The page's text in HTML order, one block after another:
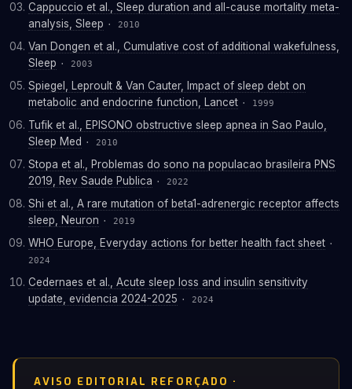
Cappuccio et al., Sleep duration and all-cause mortality meta-
analysis, Sleep · 2010
Van Dongen et al., Cumulative cost of additional wakefulness,
Sleep · 2003
Spiegel, Leproult & Van Cauter, Impact of sleep debt on
metabolic and endocrine function, Lancet · 1999
Tufik et al., EPISONO obstructive sleep apnea in Sao Paulo,
Sleep Med
· 2010
Stopa et al., Problemas do sono na populacao brasileira PNS
2019, Rev Saude Publica · 2022
Shi et al., A rare mutation of beta1-adrenergic receptor affects
sleep, Neuron · 2019
WHO Europe, Everyday actions for better health fact sheet ·
2024
Cedernaes et al., Acute sleep loss and insulin sensitivity
update, evidencia 2024-2025 · 2024
AVISO EDITORIAL REFORÇADO ·